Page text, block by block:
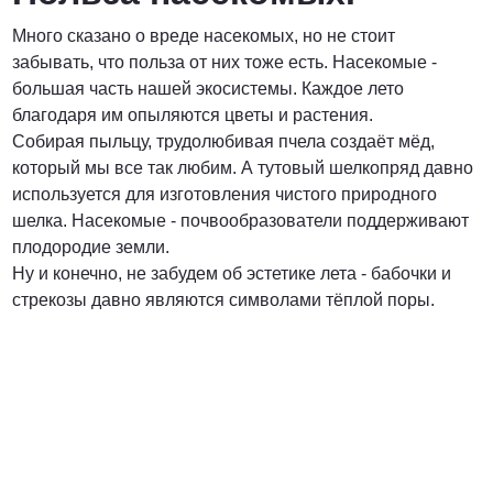
Много сказано о вреде насекомых, но не стоит
забывать, что польза от них тоже есть. Насекомые -
большая часть нашей экосистемы. Каждое лето
благодаря им опыляются цветы и растения.
Собирая пыльцу, трудолюбивая пчела создаёт мёд,
который мы все так любим. А тутовый шелкопряд давно
используется для изготовления чистого природного
шелка. Насекомые - почвообразователи поддерживают
плодородие земли.
Ну и конечно, не забудем об эстетике лета - бабочки и
стрекозы давно являются символами тёплой поры.